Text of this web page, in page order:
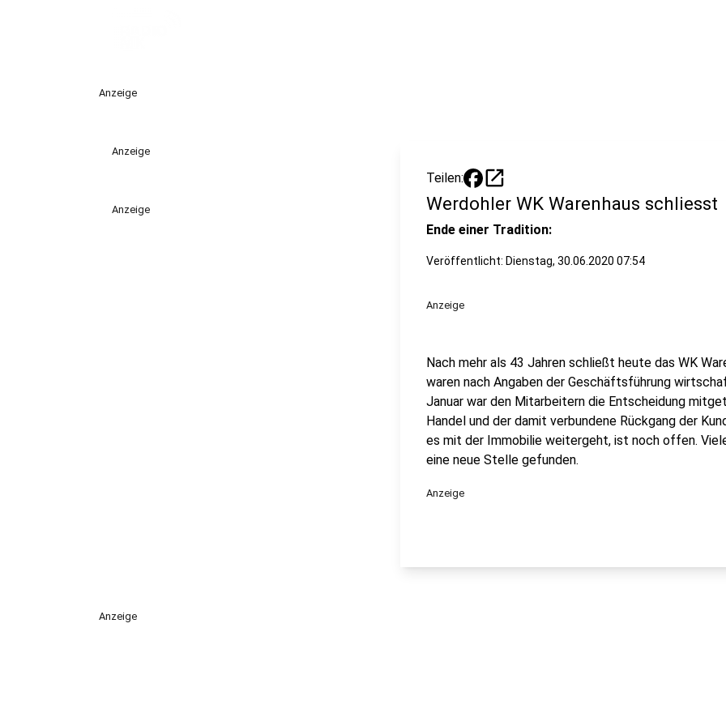
Anzeige
Anzeige
Anzeige
Teilen: open_in_new
Werdohler WK Warenhaus schliesst
Ende einer Tradition:
Veröffentlicht: Dienstag, 30.06.2020 07:54
Anzeige
Nach mehr als 43 Jahren schließt heute das WK
waren nach Angaben der Geschäftsführung
Januar war den Mitarbeitern die Entscheidung
Handel und der damit verbundene Rückgang der
es mit der Immobilie weitergeht, ist noch offen.
eine neue Stelle gefunden.
Anzeige
Anzeige